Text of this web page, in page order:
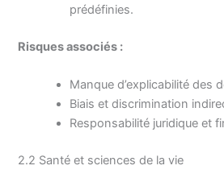
prédéfinies.
Risques associés :
Manque d’explicabilité des
Biais et discrimination
Responsabilité juridique et
2.2 Santé et sciences de la vie